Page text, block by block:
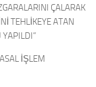
ÇALARAK
TEHLİKEYE ATAN
YAPILDI”
İŞLEM